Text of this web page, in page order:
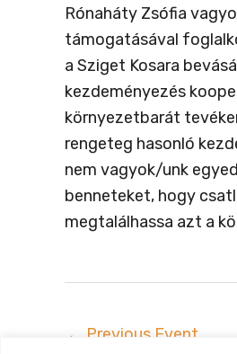
Rónaháty Zsófia
támogatásával
a Sziget Kosara
kezdeményezés
környezetbarát
rengeteg hasonló
nem vagyok/unk
benneteket, hogy
megtalálhassa azt a
← Previous Event